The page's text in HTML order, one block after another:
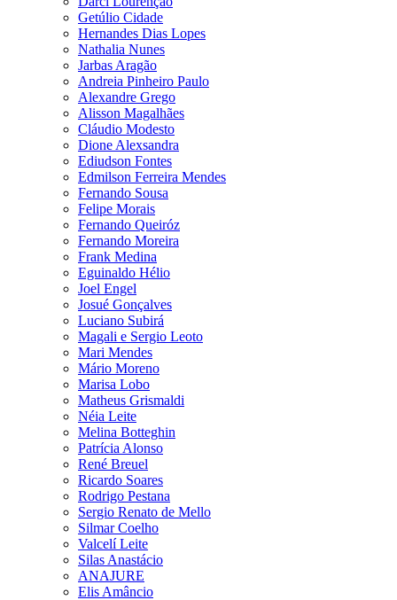
Getúlio Cidade
Hernandes Dias Lopes
Nathalia Nunes
Jarbas Aragão
Andreia Pinheiro Paulo
Alexandre Grego
Alisson Magalhães
Cláudio Modesto
Dione Alexsandra
Ediudson Fontes
Edmilson Ferreira Mendes
Fernando Sousa
Felipe Morais
Fernando Queiróz
Fernando Moreira
Frank Medina
Eguinaldo Hélio
Joel Engel
Josué Gonçalves
Luciano Subirá
Magali e Sergio Leoto
Mari Mendes
Mário Moreno
Marisa Lobo
Matheus Grismaldi
Néia Leite
Melina Botteghin
Patrícia Alonso
René Breuel
Ricardo Soares
Rodrigo Pestana
Sergio Renato de Mello
Silmar Coelho
Valcelí Leite
Silas Anastácio
ANAJURE
Elis Amâncio